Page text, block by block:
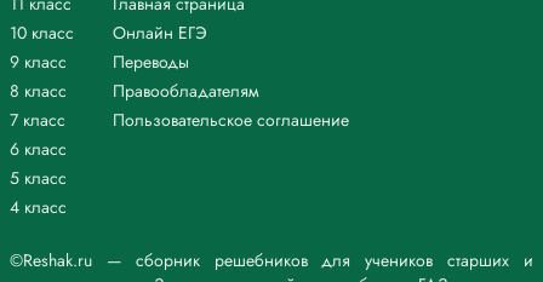
©Reshak.ru — сборник решебников для учеников старших и
10 класс
9 класс
8 класс
7 класс
6 класс
5 класс
4 класс
Онлайн ЕГЭ
Переводы
Правообладателям
Пользовательское соглашение